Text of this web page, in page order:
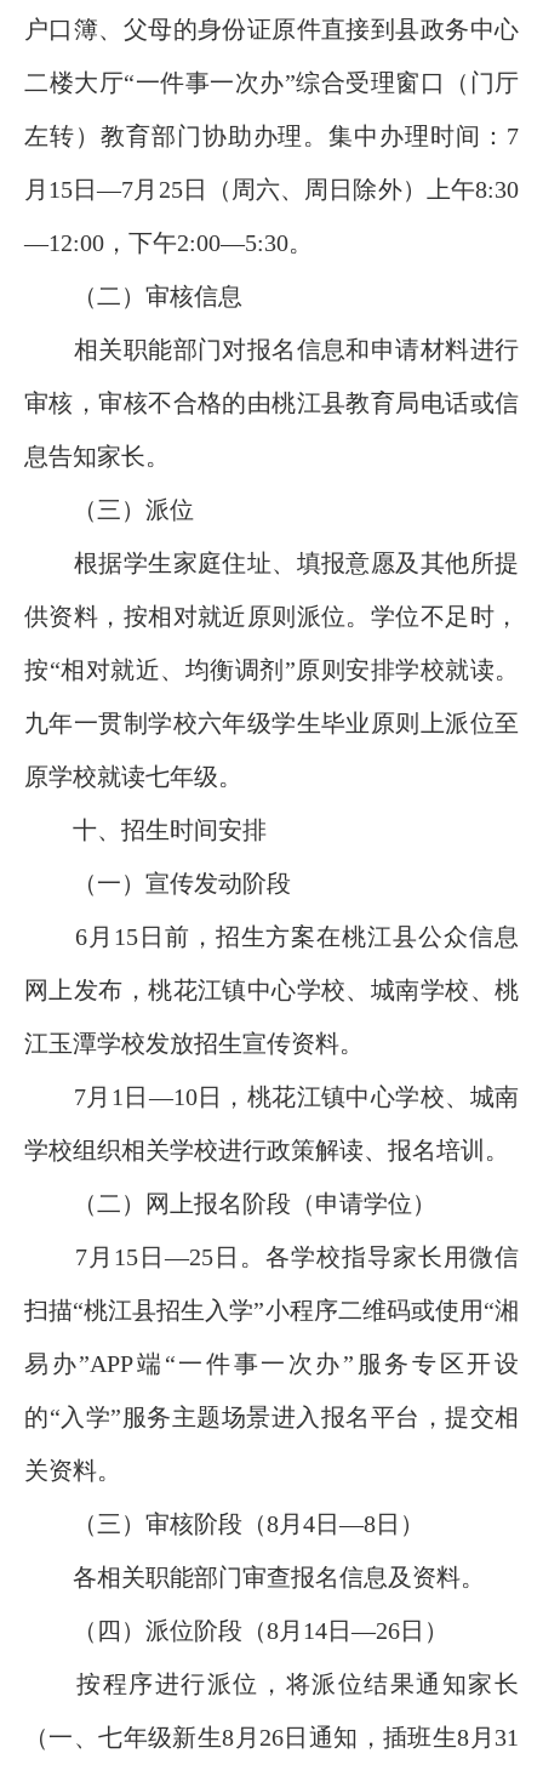
户口簿、父母的身份证原件直接到县政务中心
二楼大厅“一件事一次办”综合受理窗口（门厅
左转）教育部门协助办理。集中办理时间：7
月15日—7月25日（周六、周日除外）上午8:30
—12:00，下午2:00—5:30。
（二）审核信息
相关职能部门对报名信息和申请材料进行
审核，审核不合格的由桃江县教育局电话或信
息告知家长。
（三）派位
根据学生家庭住址、填报意愿及其他所提
供资料，按相对就近原则派位。学位不足时，
按“相对就近、均衡调剂”原则安排学校就读。
九年一贯制学校六年级学生毕业原则上派位至
原学校就读七年级。
十、招生时间安排
（一）宣传发动阶段
6月15日前，招生方案在桃江县公众信息
网上发布，桃花江镇中心学校、城南学校、桃
江玉潭学校发放招生宣传资料。
7月1日—10日，桃花江镇中心学校、城南
学校组织相关学校进行政策解读、报名培训。
（二）网上报名阶段（申请学位）
7月15日—25日。各学校指导家长用微信
扫描“桃江县招生入学”小程序二维码或使用“湘
易办”APP端“一件事一次办”服务专区开设
的“入学”服务主题场景进入报名平台，提交相
关资料。
（三）审核阶段（8月4日—8日）
各相关职能部门审查报名信息及资料。
（四）派位阶段（8月14日—26日）
按程序进行派位，将派位结果通知家长
（一、七年级新生8月26日通知，插班生8月31